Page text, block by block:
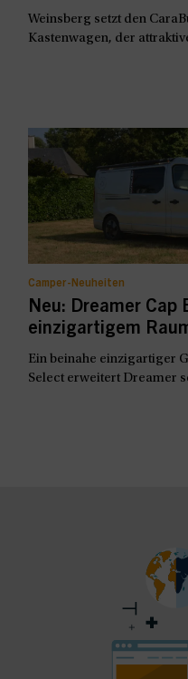
Weinsberg setzt den
Kastenwagen, der
Camper-Neuheiten
Neu: Dreamer Cap
einzigartigem
Ein beinahe einzigartiger
Select erweitert Dreamer